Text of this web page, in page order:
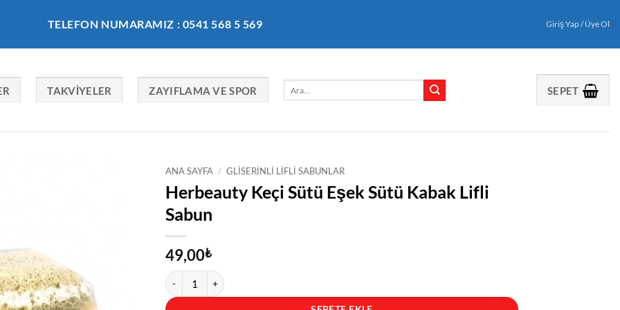
TELEFON NUMARAMIZ : 0541 568 5 569 Giriş Yap / Üye Ol
TAKVIYELER ZAYIFLAMA VE SPOR SEPET
ANA SAYFA / GLISERINLI LIFLI SABUNLAR
Herbeauty Keçi Sütü Eşek Sütü Kabak Lifli
Sabun
49,00₺
Herbeauty Keçi Sütü Eşek Sütü Kabak Lifli Sabun adet